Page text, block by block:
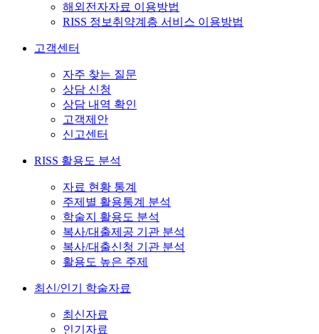
해외전자자료 이용방법
RISS 정보취약계층 서비스 이용방법
고객센터
자주 찾는 질문
상담 신청
상담 내역 확인
고객제안
신고센터
RISS 활용도 분석
자료 현황 통계
주제별 활용통계 분석
학술지 활용도 분석
복사/대출제공 기관 분석
복사/대출신청 기관 분석
활용도 높은 주제
최신/인기 학술자료
최신자료
인기자료